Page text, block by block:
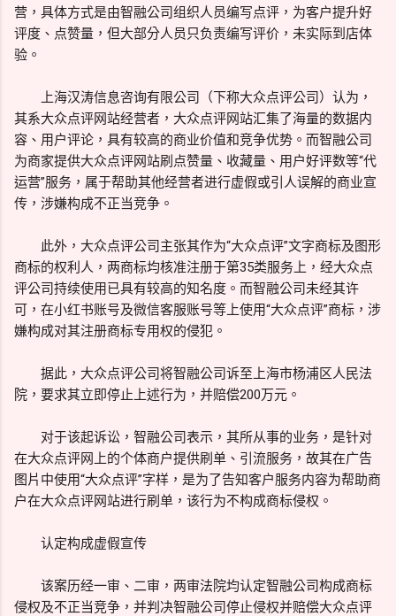
营，具体方式是由智融公司组织人员编写点评，为客户提升好
评度、点赞量，但大部分人员只负责编写评价，未实际到店体
验。
上海汉涛信息咨询有限公司（下称大众点评公司）认为，
其系大众点评网站经营者，大众点评网站汇集了海量的数据内
容、用户评论，具有较高的商业价值和竞争优势。而智融公司
为商家提供大众点评网站刷点赞量、收藏量、用户好评数等“代
运营”服务，属于帮助其他经营者进行虚假或引人误解的商业宣
传，涉嫌构成不正当竞争。
此外，大众点评公司主张其作为“大众点评”文字商标及图形
商标的权利人，两商标均核准注册于第35类服务上，经大众点
评公司持续使用已具有较高的知名度。而智融公司未经其许
可，在小红书账号及微信客服账号等上使用“大众点评”商标，涉
嫌构成对其注册商标专用权的侵犯。
据此，大众点评公司将智融公司诉至上海市杨浦区人民法
院，要求其立即停止上述行为，并赔偿200万元。
对于该起诉讼，智融公司表示，其所从事的业务，是针对
在大众点评网上的个体商户提供刷单、引流服务，故其在广告
图片中使用“大众点评”字样，是为了告知客户服务内容为帮助商
户在大众点评网站进行刷单，该行为不构成商标侵权。
认定构成虚假宣传
该案历经一审、二审，两审法院均认定智融公司构成商标
侵权及不正当竞争，并判决智融公司停止侵权并赔偿大众点评